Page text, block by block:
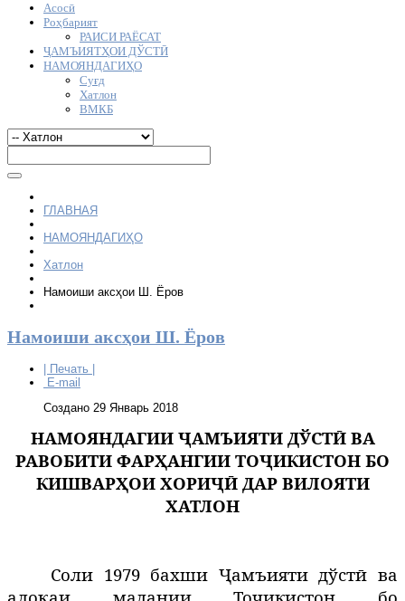
Асосӣ
Роҳбарият
РАИСИ РАЁСАТ
ҶАМЪИЯТҲОИ ДЎСТӢ
НАМОЯНДАГИҲО
Суғд
Хатлон
ВМКБ
ГЛАВНАЯ
НАМОЯНДАГИҲО
Хатлон
Намоиши аксҳои Ш. Ёров
Намоиши аксҳои Ш. Ёров
| Печать |
E-mail
Создано 29 Январь 2018
НАМОЯНДАГИИ ҶАМЪИЯТИ ДЎСТӢ ВА
РАВОБИТИ ФАРҲАНГИИ ТОҶИКИСТОН БО
КИШВАРҲОИ ХОРИҶӢ ДАР ВИЛОЯТИ
ХАТЛОН
Соли 1979 бахши Ҷамъияти дўстӣ ва